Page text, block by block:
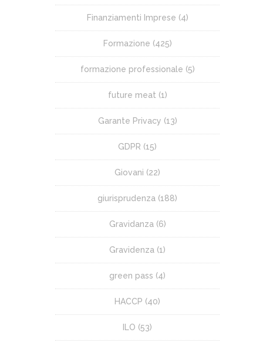
Finanziamenti Imprese (4)
Formazione (425)
formazione professionale (5)
future meat(1)
Garante Privacy (13)
GDPR (15)
Giovani (22)
giurisprudenza (188)
Gravidanza(6)
Gravidenza (1)
green pass (4)
HACCP (40)
ILO (53)